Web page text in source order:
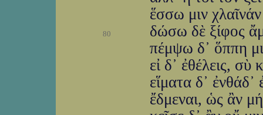
ἕσσω μιν
80
δώσω δὲ ξίφος
πέμψω δ᾽ ὅππη
εἰ δ᾽ ἐθέλεις, σὺ
εἵματα δ᾽
ἔδμεναι, ὡς ἂν